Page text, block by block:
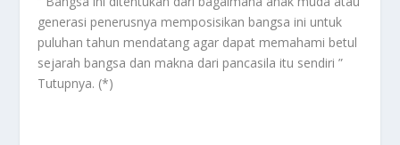
generasi penerusnya memposisikan bangsa ini untuk
puluhan tahun mendatang agar dapat memahami betul
sejarah bangsa dan makna dari pancasila itu sendiri ”
Tutupnya. (*)